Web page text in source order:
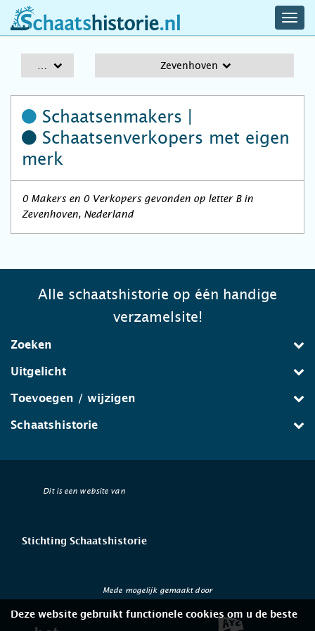
schaatshistorie.nl
Zevenhoven
Schaatsenmakers |
Schaatsenverkopers met eigen
merk
0 Makers en 0 Verkopers gevonden op letter B in
Zevenhoven, Nederland
Alle schaatshistorie op één handige
verzamelsite!
Zoeken
Uitgelicht
Toevoegen / wijzigen
Schaatshistorie
Dit is een website van
Stichting Schaatshistorie
Mede mogelijk gemaakt door
Deze website gebruikt functionele cookies om u de beste